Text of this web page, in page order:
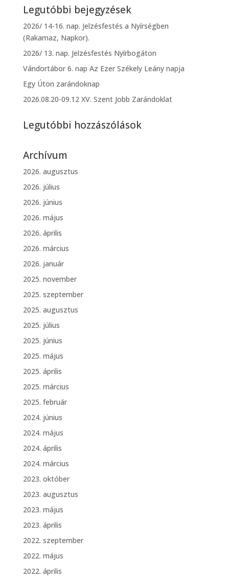
Legutóbbi bejegyzések
2026/ 14-16. nap. Jelzésfestés a Nyírségben
(Rakamaz, Napkor).
2026/ 13. nap. Jelzésfestés Nyírbogáton
Vándortábor 6. nap Az Ezer Székely Leány napja
Egy Úton zarándoknap
2026.08.20-09.12 XV. Szent Jobb Zarándoklat
Legutóbbi hozzászólások
Archívum
2026. augusztus
2026. július
2026. június
2026. május
2026. április
2026. március
2026. január
2025. november
2025. szeptember
2025. augusztus
2025. július
2025. június
2025. május
2025. április
2025. március
2025. február
2024. június
2024. május
2024. április
2024. március
2023. október
2023. augusztus
2023. május
2023. április
2022. szeptember
2022. május
2022. április